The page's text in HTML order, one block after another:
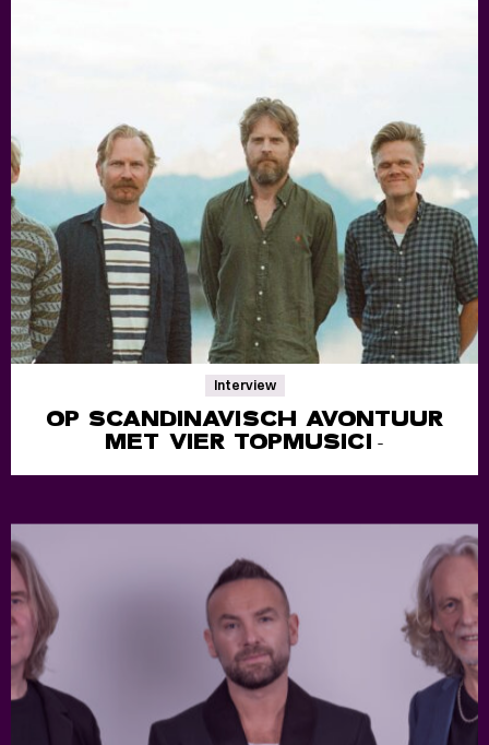
Interview
OP SCANDINAVISCH AVONTUUR
MET VIER TOPMUSICI -